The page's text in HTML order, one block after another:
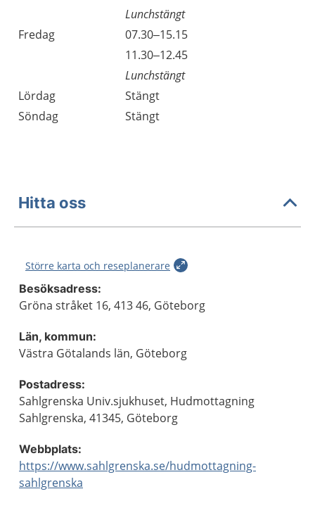
Lunchstängt
Fredag
07.30–15.15
11.30–12.45
Lunchstängt
Lördag
Stängt
Söndag
Stängt
Hitta oss
Större karta och reseplanerare
Besöksadress:
Gröna stråket 16, 413 46, Göteborg
Län, kommun:
Västra Götalands län, Göteborg
Postadress:
Sahlgrenska Univ.sjukhuset, Hudmottagning
Sahlgrenska, 41345, Göteborg
Webbplats:
https://www.sahlgrenska.se/hudmottagning-
sahlgrenska